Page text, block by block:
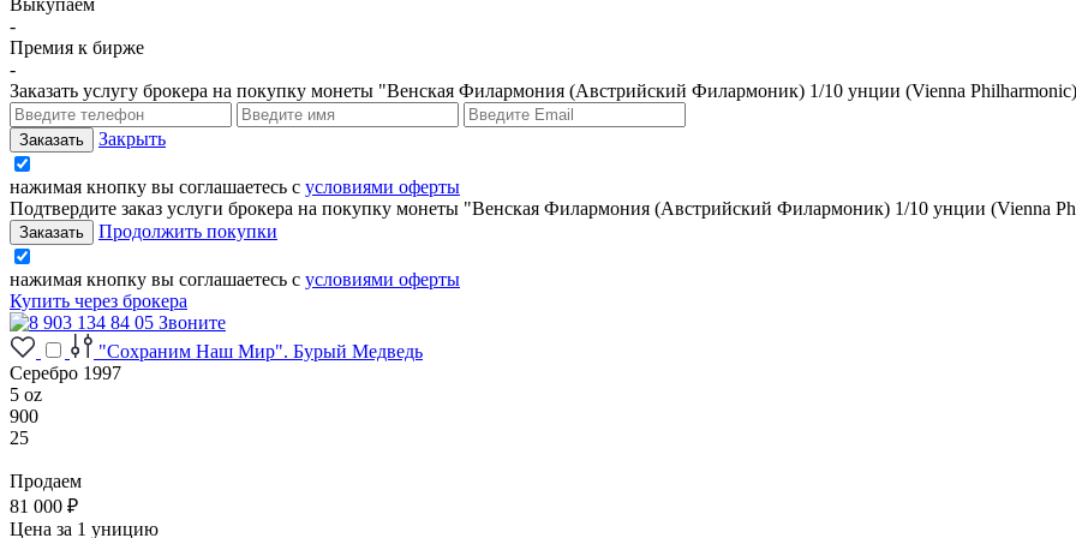
Выкупаем
-
Премия к бирже
-
Заказать услугу брокера на покупку монеты "Венская Филармония (Австрийский Филармоник) 1/10 унции (Vienna
Закрыть
нажимая кнопку вы соглашаетесь с условиями оферты
Подтвердите заказ услуги брокера на покупку монеты "Венская Филармония (Австрийский Филармоник) 1/10 унции (Vienna
Продолжить покупки
нажимая кнопку вы соглашаетесь с условиями оферты
Купить через брокера
Звоните
"Сохраним Наш Мир". Бурый Медведь
Серебро 1997
5 oz
900
25
Продаем
81 000 ₽
Цена за 1 уницию